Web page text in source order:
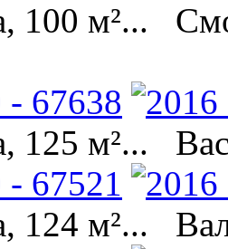
100 м²...
125 м²...
124 м²...